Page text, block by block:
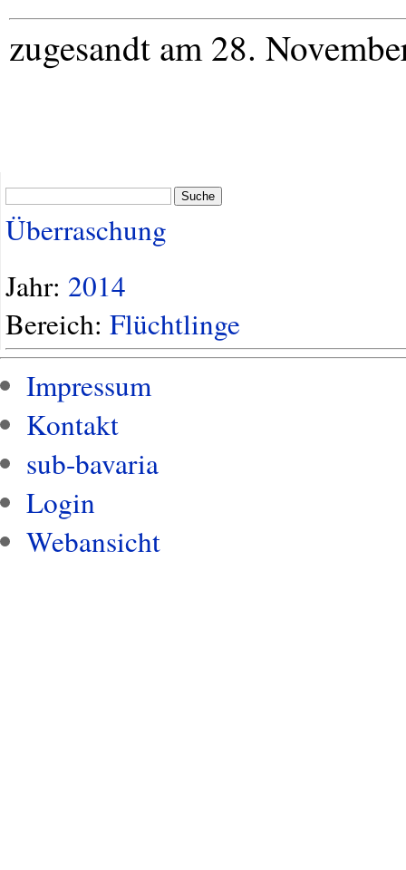
zugesandt am 28.
Suche
Überraschung
Jahr: 2014
Bereich: Flüchtlinge
Impressum
Kontakt
sub-bavaria
Login
Webansicht